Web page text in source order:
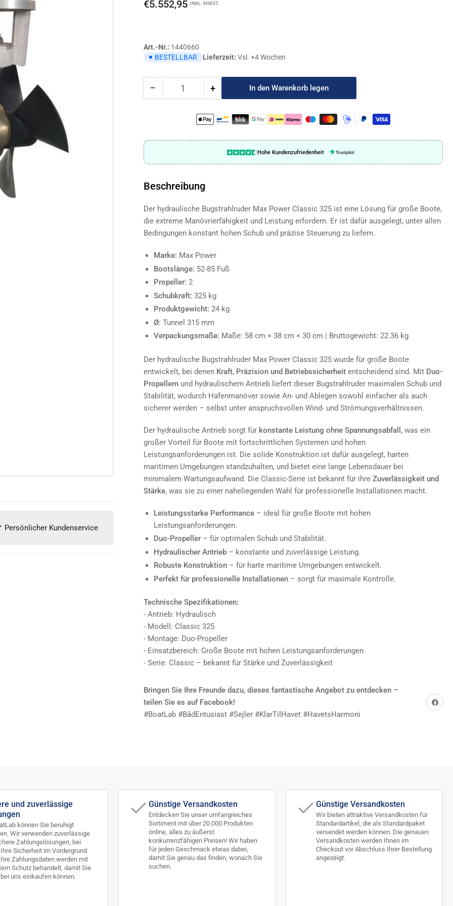
€5.552,95 INKL. MWST.
Art.-Nr.: 1440660
BESTELLBAR
Lieferzeit: Vsl. +4 Wochen
− Menge
hydraulic
Anzahl +Menge
für
Max
325/325
hydraulic
In den Warenkorb legen
Hohe Kundenzufriedenheit
Beschreibung
Der hydraulische Bugstrahlruder Max Power Classic 325 ist eine Lösung für große Boote,
die extreme Manövrierfähigkeit und Leistung erfordern. Er ist dafür ausgelegt, unter allen
Bedingungen konstant hohen Schub und präzise Steuerung zu liefern.
Marke: Max Power
Bootslänge: 52-85 Fuß
Propeller: 2
Schubkraft: 325 kg
Produktgewicht: 24 kg
Ø: Tunnel 315 mm
Verpackungsmaße: Maße: 58 cm × 38 cm × 30 cm | Bruttogewicht: 22.36 kg
Der hydraulische Bugstrahlruder Max Power Classic 325 wurde für große Boote
entwickelt, bei denen Kraft, Präzision und Betriebssicherheit entscheidend sind. Mit Duo-
Propellern und hydraulischem Antrieb liefert dieser Bugstrahlruder maximalen Schub und
Stabilität, wodurch Hafenmanöver sowie An- und Ablegen sowohl einfacher als auch
sicherer werden – selbst unter anspruchsvollen Wind- und Strömungsverhältnissen.
Der hydraulische Antrieb sorgt für konstante Leistung ohne Spannungsabfall , was ein
großer Vorteil für Boote mit fortschrittlichen Systemen und hohen
Leistungsanforderungen ist. Die solide Konstruktion ist dafür ausgelegt, harten
maritimen Umgebungen standzuhalten, und bietet eine lange Lebensdauer bei
minimalem Wartungsaufwand. Die Classic-Serie ist bekannt für ihre Zuverlässigkeit und
Stärke, was sie zu einer naheliegenden Wahl für professionelle Installationen macht.
Leistungsstarke Performance – ideal für große Boote mit hohen
Leistungsanforderungen.
Duo-Propeller – für optimalen Schub und Stabilität.
Hydraulischer Antrieb – konstante und zuverlässige Leistung.
Robuste Konstruktion – für harte maritime Umgebungen entwickelt.
Perfekt für professionelle Installationen – sorgt für maximale Kontrolle.
Technische Spezifikationen:
- Antrieb: Hydraulisch
- Modell: Classic 325
- Montage: Duo-Propeller
- Einsatzbereich: Große Boote mit hohen Leistungsanforderungen
- Serie: Classic – bekannt für Stärke und Zuverlässigkeit
Bringen Sie Ihre Freunde dazu, dieses fantastische Angebot zu entdecken –
teilen Sie es auf Facebook!
#BoatLab #BådEntusiast #Sejler #KlarTilHavet #HavetsHarmoni
Auf Facebook teilen
Kundenservice
und zuverlässige
können Sie beruhigt
Wir verwenden zuverlässige
Zahlungslösungen, bei
Sicherheit im Vordergrund
Zahlungsdaten werden mit
Schutz behandelt, damit Sie
uns einkaufen können.
Günstige Versandkosten
Entdecken Sie unser umfangreiches
Sortiment mit über 20.000 Produkten
online, alles zu äußerst
konkurrenzfähigen Preisen! Wir haben
für jeden Geschmack etwas dabei,
damit Sie genau das finden, wonach Sie
suchen.
Günstige Versandkosten
Wir bieten attraktive Versandkosten für
Standardartikel, die als Standardpaket
versendet werden können. Die genauen
Versandkosten werden Ihnen im
Checkout vor Abschluss Ihrer Bestellung
angezeigt.